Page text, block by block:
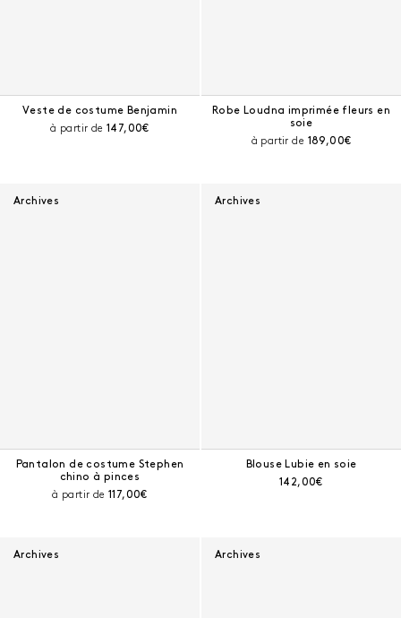
Veste de costume Benjamin
à partir de Prix courant :
147,00€
Robe Loudna imprimée fleurs en
soie
à partir de Prix courant :
189,00€
Archives
Pantalon de costume Stephen
chino à pinces
à partir de Prix courant :
117,00€
Archives
Blouse Lubie en soie
Prix courant :
142,00€
Archives Archives